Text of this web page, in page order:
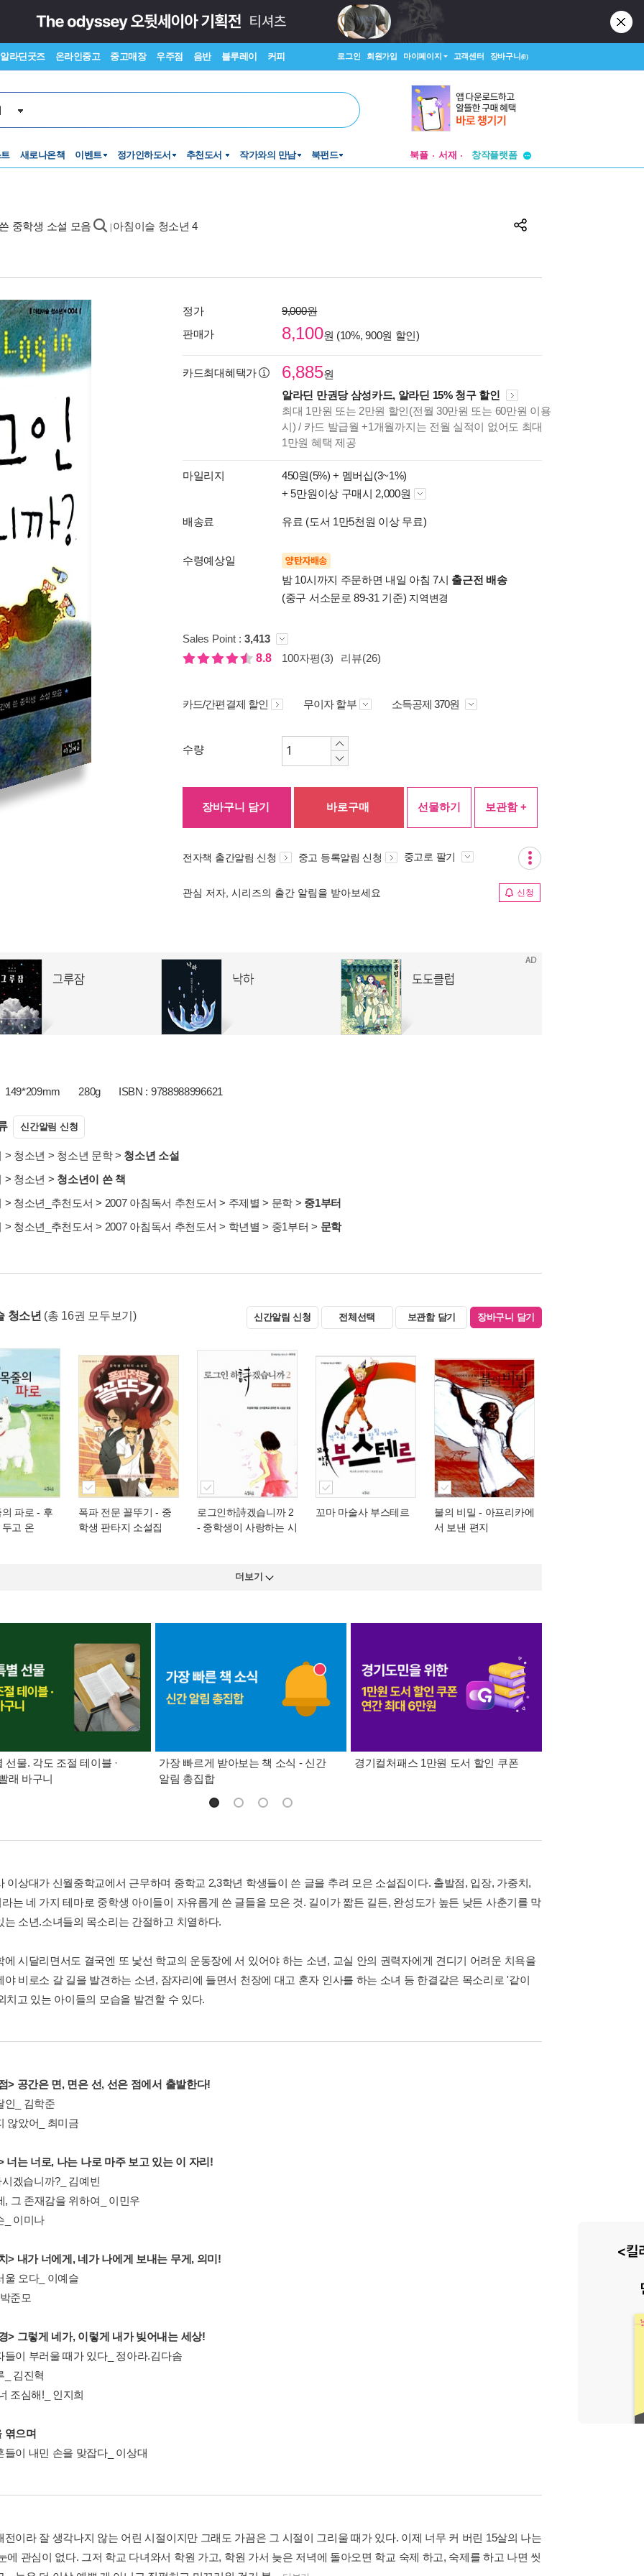
알라딘굿즈 온라인중고 중고매장 우주점 음반 블루레이 커피 로그인 회원가입 마이페이지 고객센터 장바구니(0)
새로나온책 이벤트 정가인하도서 추천도서 작가와의 만남 북펀드 북플 서재
창작플랫폼
중학생 소설 모음 아침이슬 청소년 4
정가
9,000원
판매가
8,100원 (10%, 900원 할인)
카드최대혜택가 6,885원
알라딘 만권당 삼성카드, 알라딘 15% 청구 할인
최대 1만원 또는 2만원 할인(전월 30만원 또는 60만원 이용
시) / 카드 발급월 +1개월까지는 전월 실적이 없어도 최대
1만원 혜택 제공
마일리지 450원(5%) + 멤버십(3~1%)
+ 5만원이상 구매시 2,000원
배송료 유료 (도서 1만5천원 이상 무료)
수령예상일 양탄자배송
밤 10시까지 주문하면 내일 아침 7시 출근전 배송
(중구 서소문로 89-31 기준) 지역변경
Sales Point : 3,413
8.8
100자평(3) 리뷰(26)
카드/간편결제 할인 무이자 할부 소득공제 370원
수량
장바구니 담기 바로구매 선물하기 보관함 +
전자책 출간알림 신청 중고 등록알림 신청 중고로 팔기
관심 저자, 시리즈의 출간 알림을 받아보세요 신청
149*209mm 280g ISBN : 9788988996621
신간알림 신청
> 청소년 > 청소년 문학> 청소년 소설
> 청소년 > 청소년이 쓴 책
> 청소년_추천도서 > 2007 아침독서 추천도서 > 주제별 > 문학 > 중1부터
> 청소년_추천도서 > 2007 아침독서 추천도서 > 학년별 > 중1부터 > 문학
청소년 (총 16권 모두보기) 신간알림 신청 전체선택 보관함 담기 장바구니 담기
파로 - 후
고 온
폭파 전문 꼴뚜기 - 중
학생 판타지 소설집
로그인하詩겠습니까 2
- 중학생이 사랑하는 시
꼬마 마술사 부스테르 불의 비밀 - 아프리카에
서 보낸 편지
더보기
선물. 각도 조절 테이블 ·
래 바구니
가장 빠르게 받아보는 책 소식 - 신간
알림 총집합
경기컬처패스 1만원 도서 할인 쿠폰
이상대가 신월중학교에서 근무하며 중학교 2,3학년 학생들이 쓴 글을 추려 모은 소설집이다. 출발점, 입장, 가중치,
는 네 가지 테마로 중학생 아이들이 자유롭게 쓴 글들을 모은 것. 길이가 짧든 길든, 완성도가 높든 낮든 사춘기를 막
는 소년.소녀들의 목소리는 간절하고 치열하다.
에 시달리면서도 결국엔 또 낯선 학교의 운동장에 서 있어야 하는 소년, 교실 안의 권력자에게 견디기 어려운 치욕을
야 비로소 갈 길을 발견하는 소년, 잠자리에 들면서 천장에 대고 혼자 인사를 하는 소녀 등 한결같은 목소리로 '같이
치고 있는 아이들의 모습을 발견할 수 있다.
> 공간은 면, 면은 선, 선은 점에서 출발한다!
인_ 김학준
않았어_ 최미금
너는 너로, 나는 나로 마주 보고 있는 이 자리!
겠습니까?_ 김예빈
, 그 존재감을 위하여_ 이민우
_ 이미나
> 내가 너에게, 네가 나에게 보내는 무게, 의미!
울 오다_ 이예슬
준모
> 그렇게 네가, 이렇게 내가 빚어내는 세상!
들이 부러울 때가 있다_ 정아라.김다솜
_ 김진혁
조심해!_ 인지희
엮으며
들이 내민 손을 맞잡다_ 이상대
전이라 잘 생각나지 않는 어린 시절이지만 그래도 가끔은 그 시절이 그리울 때가 있다. 이제 너무 커 버린 15살의 나는
에 관심이 없다. 그저 학교 다녀와서 학원 가고, 학원 가서 늦은 저녁에 돌아오면 학교 숙제 하고, 숙제를 하고 나면 씻